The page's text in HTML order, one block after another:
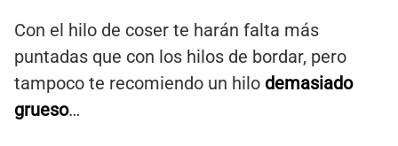
Con el hilo de coser te harán falta más
puntadas que con los hilos de bordar, pero
tampoco te recomiendo un hilo demasiado
grueso…